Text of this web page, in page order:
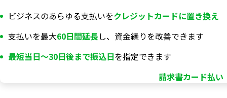
ビジネスのあらゆる支払いをクレジットカードに置き換え
支払いを最大60日間延長し、資金繰りを改善できます
最短当日〜30日後まで振込日を指定できます
請求書カード払い